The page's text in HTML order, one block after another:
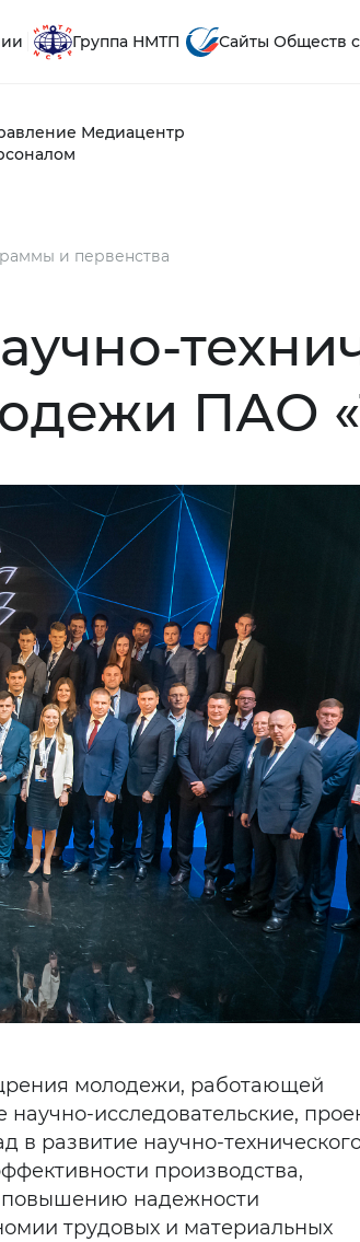
Группа НМТП Сайты Обществ
Медиацентр
и первенства
ПАО
молодежи, работающей
исследовательские,
в развитие научно-
производства,
повышению надежности
трудовых и материальных